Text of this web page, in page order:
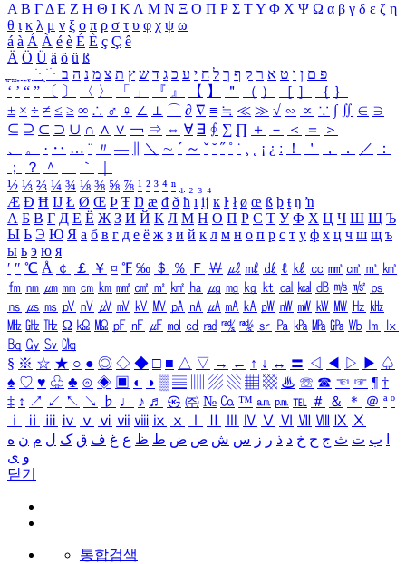
Α Β ΓΔ Ε Ζ Η Θ Ι ΚΛ Μ Ν Ξ Ο Π Ρ Σ ΤΥ Φ Χ Ψ Ω α β γ δ ε ζ η
θ ι κ λ μ ν ξ ο π ρ σ τ υ φ χ ψ ω
á à Á À é è É È ç Ç ê
Ä Ö Ü ä ö ü ß
ִֶֹ ֻּ ׁׂ פ ם ן ו ט א ר ק ף ך ל ח י ע כ ג ד ש ץ ת צ מ נ ה ב
‘ ’ “ ” 〔 〕 〈 〉 「 」 『 』 【 】 ＂ （ ） ［ ］ ｛ ｝
± × ÷ ≠ ≤ ≥ ∞ ∴ ♂ ♀ ∠ ⊥ ⌒ ∂ ∇ ≡ ≒ ≪ ≫ √ ∽ ∝ ∵ ∫ ∬ ∈ ∋
⊆ ⊇ ⊂ ⊃ ∪ ∩ ∧ ∨ ￢ ⇒ ⇔ ∀ ∃ ∮ ∑ ∏ ＋ － ＜ ＝
＞
、
。 · ‥ … ¨ 〃 ― ＼ ∼ ´ ～ ˇ ˘ ˝ ˚ ˙ ¸ ¡ ¿ ː ！ ＇ ， ． ／
：
；
？ ＾ ｀
½ ⅓ ⅔ ¼ ¾ ⅛ ⅜ ⅝ ⅞ ¹ ² ³ ⁴ ⁿ ₁ ₂ ₃ ₄
Æ Ð Ħ Ĳ Ł Ø Œ Þ Ŧ Ŋ æ đ ð ħ ı ĳ ĸ ŀ ł ø œ ß þ ŧ ŋ ŉ
А Б В Г Д Е Ё Ж З И Й К Л М Н О П Р С Т У Ф Х Ц Ч Ш Щ Ъ
Ы Ь Э Ю Я а б в г д е ё ж з и й к л м н о п р с т у ф х ц ч ш щ ъ
ы ь э ю я
′ ″ ℃ Å ￠ ￡ ￥ ¤ ℉ ‰ ＄ ％ Ｆ ￦ ㎕ ㎖ ㎗ ℓ ㎘ ㏄ ㎣ ㎤ ㎥ ㎦
㎙ ㎚ ㎛ ㎜ ㎝ ㎞ ㎟ ㎠ ㎡ ㎢ ㏊ ㎍ ㎎ ㎏ ㏏ ㎈ ㎉ ㏈ ㎧ ㎨ ㎰
㎱ ㎲ ㎳ ㎴ ㎵ ㎶ ㎷ ㎸ ㎹ ㎀ ㎁ ㎂ ㎃ ㎄ ㎺ ㎻ ㎽ ㎾ ㎿ ㎐ ㎑
㎒ ㎓ ㎔ Ω ㏀ ㏁ ㎊ ㎋ ㎌ ㏖ ㏅ ㎭ ㎮ ㎯ ㏛ ㎩ ㎪ ㎫ ㎬ ㏝ ㏐
㏓
㏃ ㏉ ㏜ ㏆
§ ※ ☆ ★ ○ ● ◎ ◇ ◆ □ ■ △ ▽ → ← ↑ ↓ ↔ 〓 ◁ ◀ ▷ ▶ ♤
♠ ♡ ♥ ♧ ♣ ⊙ ◈ ▣ ◐ ◑ ▒ ▤ ▨ ▧ ▦ ▩ ♨ ☏ ☎ ☜ ☞ ¶ †
‡ ↕ ↗ ↙ ↖ ↘ ♭ ♩ ♪ ♬ ㉿ ㈜ № ㏇ ™ ㏂ ㏘ ℡ ＃ ＆ ＊ ＠ ª º
ⅰ
ⅱ ⅲ ⅳ ⅴ ⅵ ⅶ ⅷ ⅸ ⅹ Ⅳ Ⅴ Ⅵ Ⅶ Ⅷ Ⅸ Ⅹ
ب ت ث ج ح خ د ذ ر ز س ش ص ض ط ظ ع غ ف ق ک ل م ن ه
و ی
닫기
통합검색